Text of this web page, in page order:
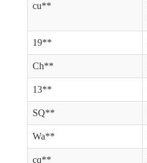
cu**
19**
Ch**
13**
SQ**
Wa**
cq**